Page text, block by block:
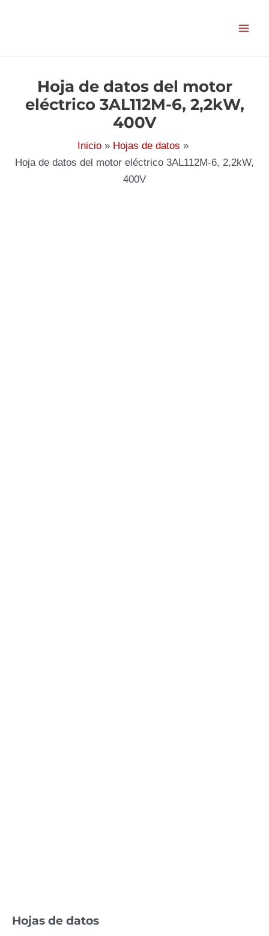
Hoja de datos del motor
eléctrico 3AL112M-6, 2,2kW,
400V
Inicio
Hojas de datos
Hoja de datos del motor eléctrico 3AL112M-6, 2,2kW,
400V
Hojas de datos